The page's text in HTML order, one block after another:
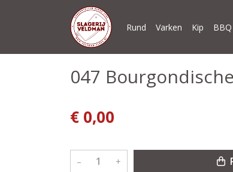
Rund Varken Kip BBQ
047
€ 0,00
– +